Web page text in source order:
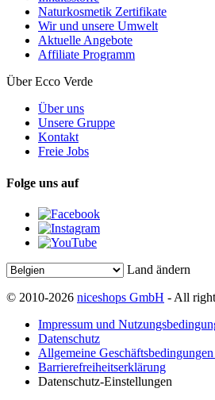
Naturkosmetik Zertifikate
Wir und unsere Umwelt
Aktuelle Angebote
Affiliate Programm
Über Ecco Verde
Über uns
Unsere Gruppe
Kontakt
Freie Jobs
Folge uns auf
Land ändern
© 2010-2026 niceshops GmbH - All
Impressum und
Datenschutz
Allgemeine
Barrierefreiheitserklärung
Datenschutz-Einstellungen